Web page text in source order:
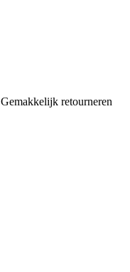
Gemakkelijk retourneren